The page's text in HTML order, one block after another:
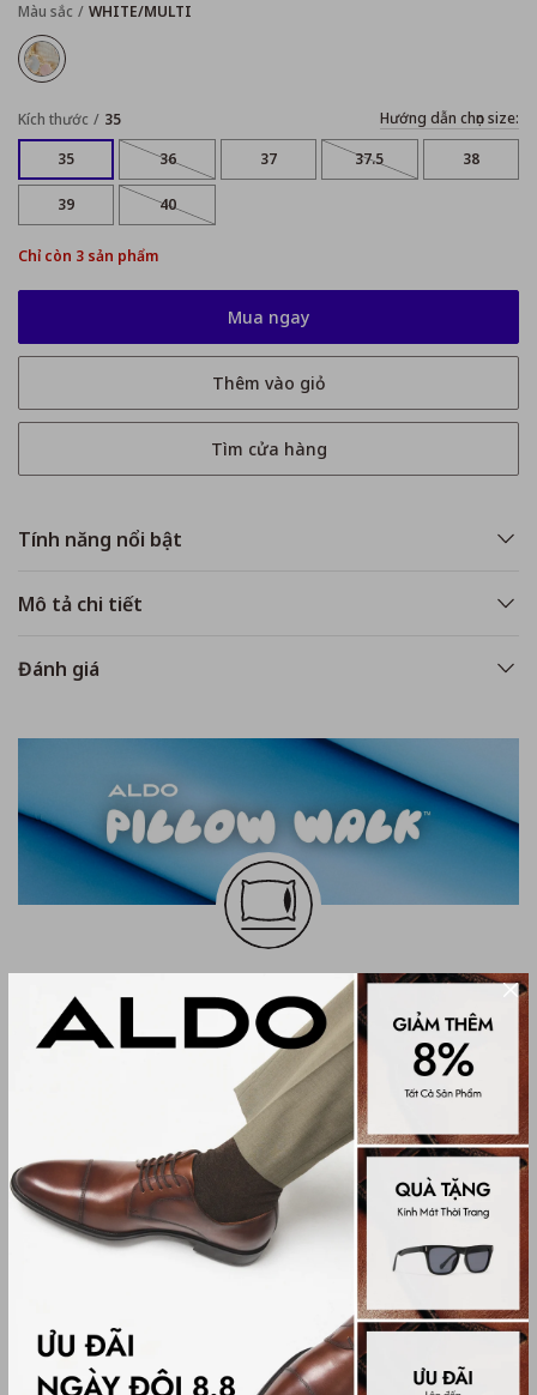
Màu sắc WHITE/MULTI
Kích thước 35
Hướng dẫn chọn size:
35
36 37 37.5 38
39 40
Chỉ còn 3 sản phẩm
Tính năng nổi bật
Mô tả chi tiết
Đánh giá
Mua ngay
Thêm vào giỏ
Tìm cửa hàng
Khám phá công nghệ đệm lót Pillow
Walk êm ái độc quyền tại ALDO